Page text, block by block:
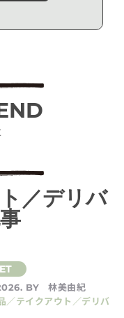
／デリバ
BY
林美由紀
テイクアウト／デリバ